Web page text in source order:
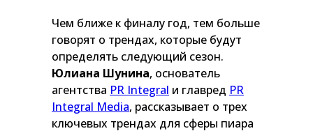
Чем ближе к финалу год, тем больше
говорят о трендах, которые будут
определять следующий сезон.
Юлиана Шунина, основатель
агентства PR Integral и главред PR
Integral Media, рассказывает о трех
ключевых трендах для сферы пиара